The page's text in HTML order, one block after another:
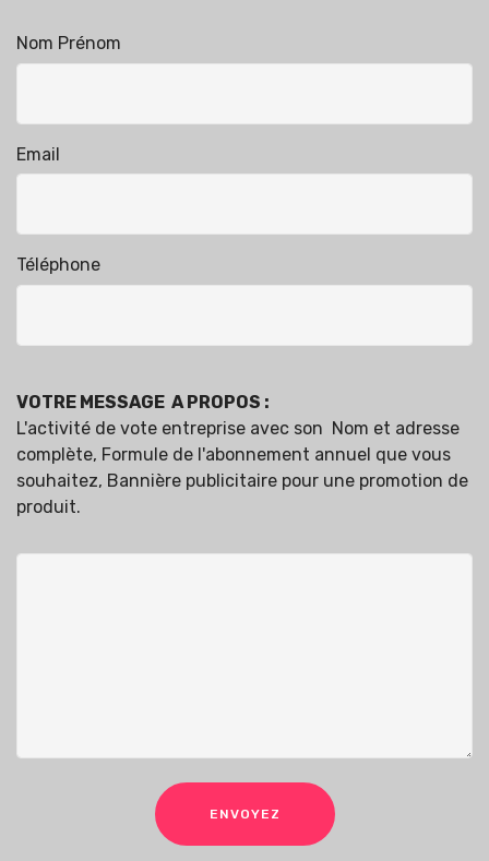
Nom Prénom
Email
Téléphone
VOTRE MESSAGE A PROPOS :
L'activité de vote entreprise avec son Nom et adresse
complète, Formule de l'abonnement annuel que vous
souhaitez, Bannière publicitaire pour une promotion de
produit.
ENVOYEZ